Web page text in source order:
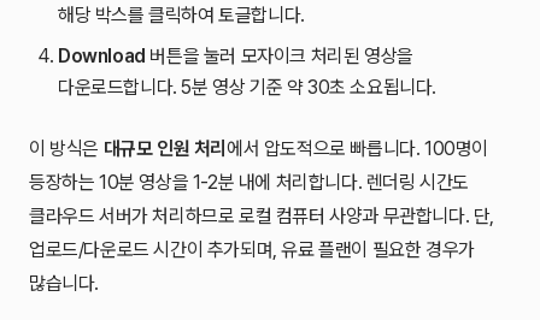
해당 박스를 클릭하여 토글합니다.
Download 버튼을 눌러 모자이크 처리된 영상을
다운로드합니다. 5분 영상 기준 약 30초 소요됩니다.
이 방식은 대규모 인원 처리에서 압도적으로 빠릅니다. 100명이
등장하는 10분 영상을 1-2분 내에 처리합니다. 렌더링 시간도
클라우드 서버가 처리하므로 로컬 컴퓨터 사양과 무관합니다. 단,
업로드/다운로드 시간이 추가되며, 유료 플랜이 필요한 경우가
많습니다.